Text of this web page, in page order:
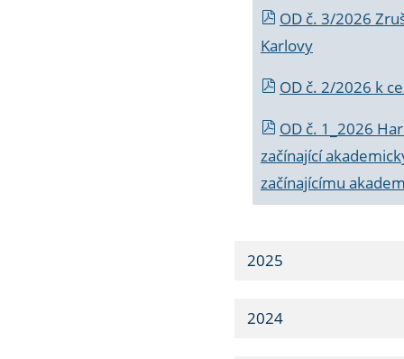
OD č. 3/2026
Karlovy
OD č. 2/2026 k
OD č. 1_2026
začínající
začínajícímu
2025
2024